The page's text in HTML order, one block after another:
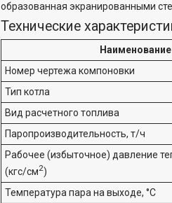
образованная экранированными
Технические
Номер чертежа компоновки
Тип котла
Вид расчетного топлива
Паропроизводительность, т/ч
Рабочее (избыточное) давление
(кгс/см2)
Температура пара на выходе, °С